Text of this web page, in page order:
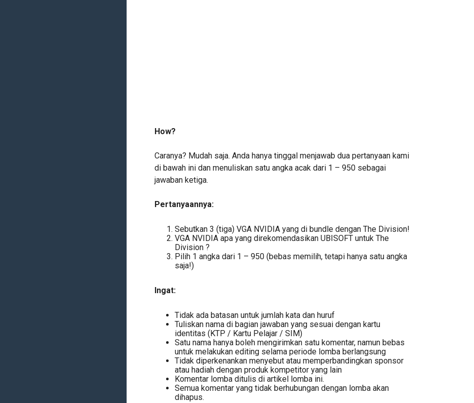
How?
Caranya? Mudah saja. Anda hanya tinggal menjawab dua pertanyaan kami
di bawah ini dan menuliskan satu angka acak dari 1 – 950 sebagai
jawaban ketiga.
Pertanyaannya:
Sebutkan 3 (tiga) VGA NVIDIA yang di bundle dengan The Division!
VGA NVIDIA apa yang direkomendasikan UBISOFT untuk The
Division ?
Pilih 1 angka dari 1 – 950 (bebas memilih, tetapi hanya satu angka
saja!)
Ingat:
Tidak ada batasan untuk jumlah kata dan huruf
Tuliskan nama di bagian jawaban yang sesuai dengan kartu
identitas (KTP / Kartu Pelajar / SIM)
Satu nama hanya boleh mengirimkan satu komentar, namun bebas
untuk melakukan editing selama periode lomba berlangsung
Tidak diperkenankan menyebut atau memperbandingkan sponsor
atau hadiah dengan produk kompetitor yang lain
Komentar lomba ditulis di artikel lomba ini.
Semua komentar yang tidak berhubungan dengan lomba akan
dihapus.